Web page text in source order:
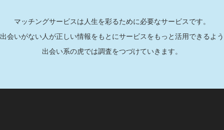
マッチングサービスは人生を彩るために必要なサービスです。
出会いがない人が正しい情報をもとにサービスをもっと活用できるよう
出会い系の虎では調査をつづけていきます。